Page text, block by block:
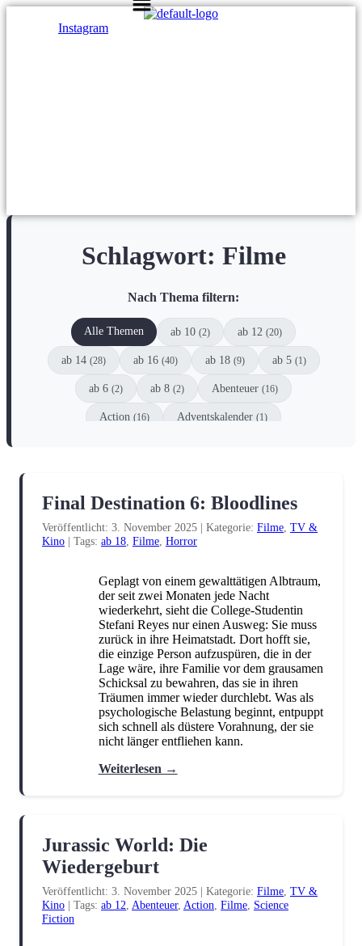
Instagram
Schlagwort: Filme
Nach Thema filtern:
Alle Themen ab 10 (2) ab 12 (20)
ab 14 (28) ab 16 (40) ab 18 (9) ab 5 (1)
ab 6 (2) ab 8 (2) Abenteuer (16)
Action (16) Adventskalender (1)
Dark Romance(10) DC(3)
DC Black Label(1) Detektive(1) Drama(6)
Enemies-to-Lovers(5) Erstleser(1)
Escape(1) Familie(2) Fanliteratur(4)
Fantasy(51) Filme(2) Gesellschaftsspiel(1)
Graphic Novel(2) Historisch(3) Horror(12)
Humor(6) Jugendbuch(1) Kinderbuch(3)
Kochen und Backen(3) Krimi(11)
Romance(32) Science Fiction
Story-Driven
Superhelden(2) Third-Person(1)
Thriller
Final Destination 6: Bloodlines
Veröffentlicht: 3. November 2025 | Kategorie: Filme TV &
Kino | Tags: ab 18 Filme Horror
Geplagt von einem gewalttätigen Albtraum,
der seit zwei Monaten jede Nacht
wiederkehrt, sieht die College-Studentin
Stefani Reyes nur einen Ausweg: Sie muss
zurück in ihre Heimatstadt. Dort hofft sie,
die einzige Person aufzuspüren, die in der
Lage wäre, ihre Familie vor dem grausamen
Schicksal zu bewahren, das sie in ihren
Träumen immer wieder durchlebt. Was als
psychologische Belastung beginnt, entpuppt
sich schnell als düstere Vorahnung, der sie
nicht länger entfliehen kann.
Weiterlesen →
Jurassic World: Die
Wiedergeburt
Veröffentlicht: 3. November 2025 | Kategorie: Filme TV &
Kino | Tags: ab 12 Abenteuer, Action Filme Science
Fiction